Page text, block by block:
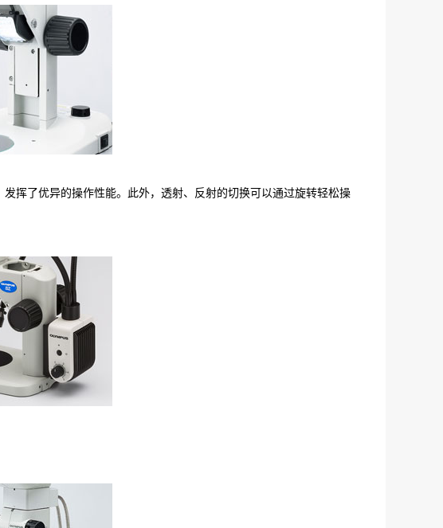
挥了优异的操作性能。此外，透射、反射的切换可以通过旋转轻松操